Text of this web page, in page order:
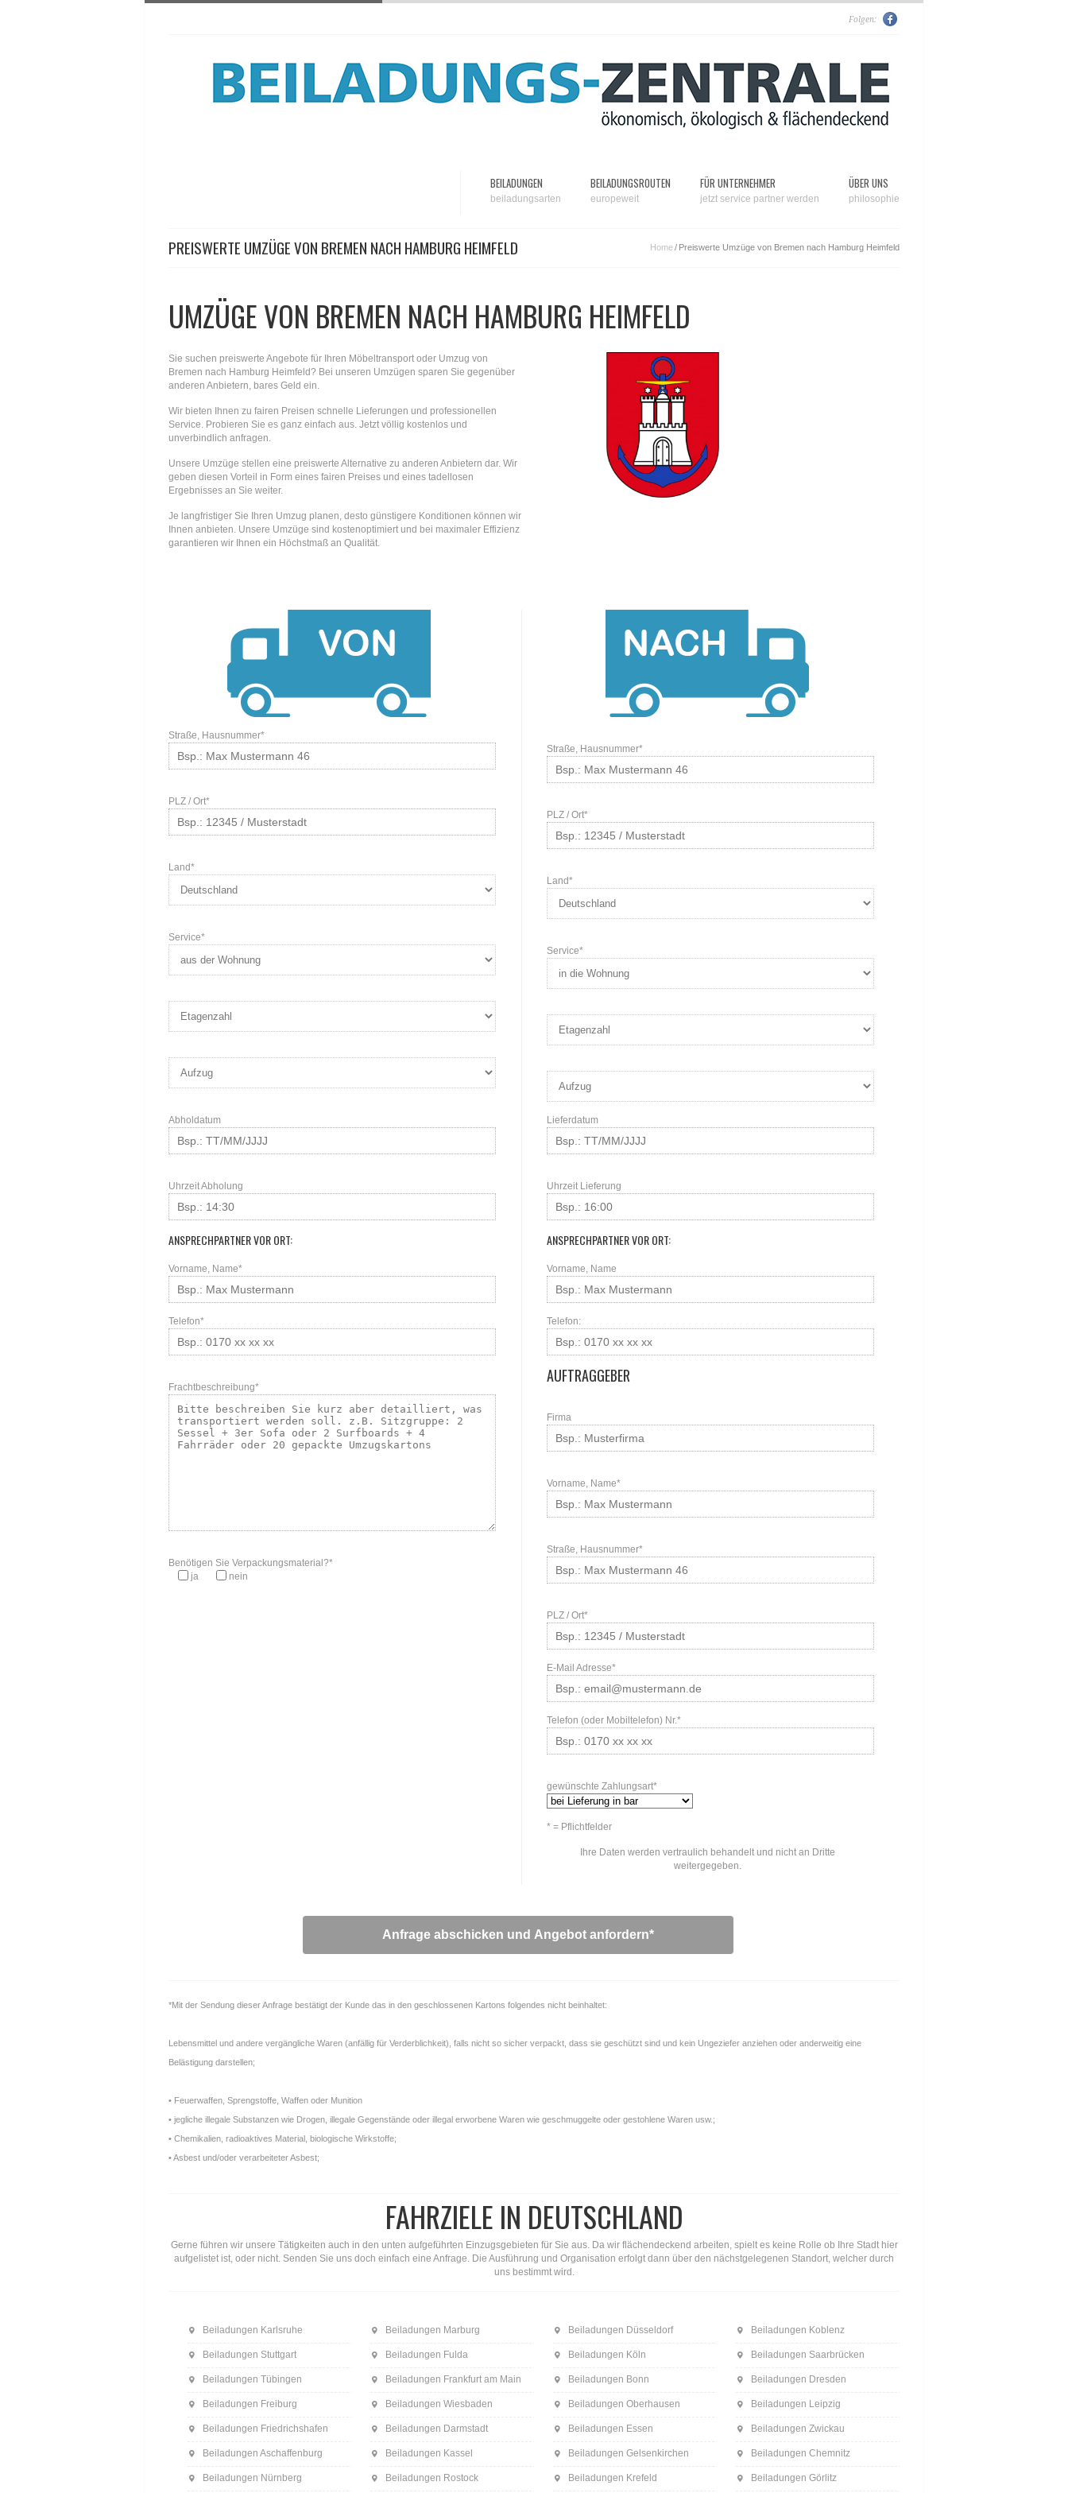
Folgen:
BEILADUNGEN
beiladungsarten
BEILADUNGSROUTEN
europeweit
FÜR UNTERNEHMER
jetzt service partner werden
ÜBER UNS
philosophie
PREISWERTE UMZÜGE VON BREMEN NACH HAMBURG HEIMFELD Home/ Preiswerte Umzüge von Bremen nach Hamburg Heimfeld
UMZÜGE VON BREMEN NACH HAMBURG HEIMFELD
Sie suchen preiswerte Angebote für Ihren Möbeltransport oder Umzug von
Bremen nach Hamburg Heimfeld? Bei unseren Umzügen sparen Sie gegenüber
anderen Anbietern, bares Geld ein.
Wir bieten Ihnen zu fairen Preisen schnelle Lieferungen und professionellen
Service. Probieren Sie es ganz einfach aus. Jetzt völlig kostenlos und
unverbindlich anfragen.
Unsere Umzüge stellen eine preiswerte Alternative zu anderen Anbietern dar. Wir
geben diesen Vorteil in Form eines fairen Preises und eines tadellosen
Ergebnisses an Sie weiter.
Je langfristiger Sie Ihren Umzug planen, desto günstigere Konditionen können wir
Ihnen anbieten. Unsere Umzüge sind kostenoptimiert und bei maximaler Effizienz
garantieren wir Ihnen ein Höchstmaß an Qualität.
Straße, Hausnummer*
PLZ / Ort*
Land*
Service*
Abholdatum
Uhrzeit Abholung
ANSPRECHPARTNER VOR ORT:
Vorname, Name*
Telefon*
Frachtbeschreibung*
Benötigen Sie Verpackungsmaterial?*
ja
nein
Straße, Hausnummer*
PLZ / Ort*
Land*
Service*
Lieferdatum
Uhrzeit Lieferung
ANSPRECHPARTNER VOR ORT:
Vorname, Name
Telefon:
AUFTRAGGEBER
Firma
Vorname, Name*
Straße, Hausnummer*
PLZ / Ort*
E-Mail Adresse*
Telefon (oder Mobiltelefon) Nr.*
gewünschte Zahlungsart*
* = Pflichtfelder
Ihre Daten werden vertraulich behandelt und nicht an Dritte
weitergegeben.
*Mit der Sendung dieser Anfrage bestätigt der Kunde das in den geschlossenen Kartons folgendes nicht beinhaltet:
Lebensmittel und andere vergängliche Waren (anfällig für Verderblichkeit), falls nicht so sicher verpackt, dass sie geschützt sind und kein Ungeziefer anziehen oder anderweitig eine
Belästigung darstellen;
• Feuerwaffen, Sprengstoffe, Waffen oder Munition
• jegliche illegale Substanzen wie Drogen, illegale Gegenstände oder illegal erworbene Waren wie geschmuggelte oder gestohlene Waren usw.;
• Chemikalien, radioaktives Material, biologische Wirkstoffe;
• Asbest und/oder verarbeiteter Asbest;
FAHRZIELE IN DEUTSCHLAND
Gerne führen wir unsere Tätigkeiten auch in den unten aufgeführten Einzugsgebieten für Sie aus. Da wir flächendeckend arbeiten, spielt es keine Rolle ob Ihre Stadt hier
aufgelistet ist, oder nicht. Senden Sie uns doch einfach eine Anfrage. Die Ausführung und Organisation erfolgt dann über den nächstgelegenen Standort, welcher durch
uns bestimmt wird.
Beiladungen Karlsruhe
Beiladungen Stuttgart
Beiladungen Tübingen
Beiladungen Freiburg
Beiladungen Friedrichshafen
Beiladungen Aschaffenburg
Beiladungen Nürnberg
Beiladungen Marburg
Beiladungen Fulda
Beiladungen Frankfurt am Main
Beiladungen Wiesbaden
Beiladungen Darmstadt
Beiladungen Kassel
Beiladungen Rostock
Beiladungen Düsseldorf
Beiladungen Köln
Beiladungen Bonn
Beiladungen Oberhausen
Beiladungen Essen
Beiladungen Gelsenkirchen
Beiladungen Krefeld
Beiladungen Koblenz
Beiladungen Saarbrücken
Beiladungen Dresden
Beiladungen Leipzig
Beiladungen Zwickau
Beiladungen Chemnitz
Beiladungen Görlitz